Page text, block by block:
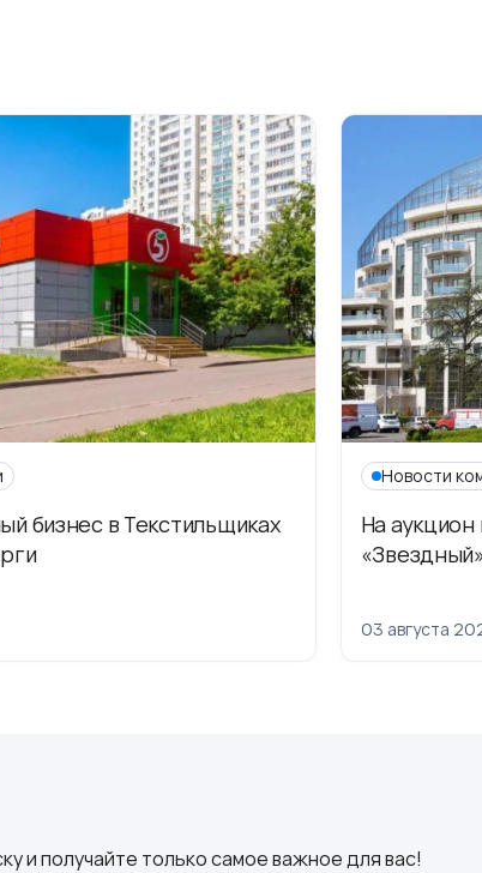
бизнес в Текстильщиках
Новости
На
03 августа
и получайте только самое важное для вас!